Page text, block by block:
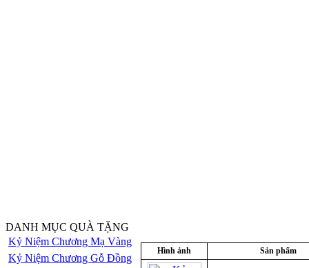
DANH MỤC QUÀ TẶNG
Kỷ Niệm Chương Mạ Vàng
Kỷ Niệm Chương Gỗ Đồng
Hình ảnh Sản phẩm